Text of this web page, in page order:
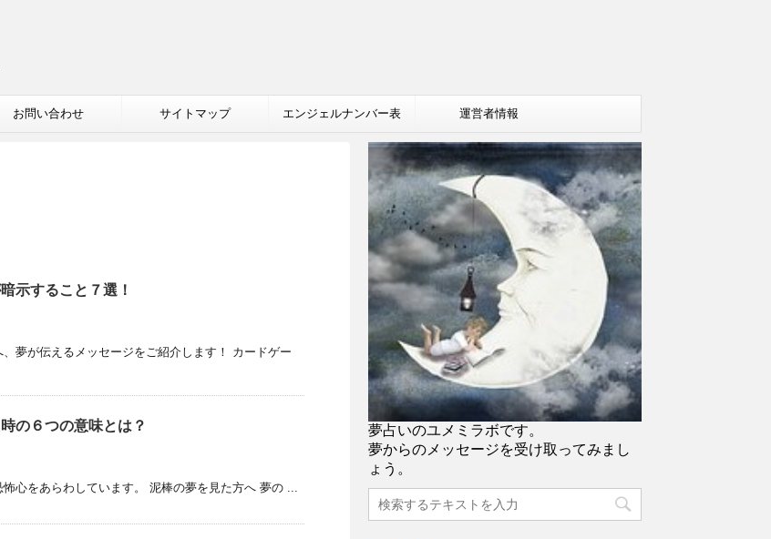
お問い合わせ サイトマップ エンジェルナンバー表 運営者情報
示すること７選！
夢が伝えるメッセージをご紹介します！ カードゲー
の６つの意味とは？
心をあらわしています。 泥棒の夢を見た方へ 夢の ...
夢占いのユメミラボです。
夢からのメッセージを受け取ってみまし
ょう。